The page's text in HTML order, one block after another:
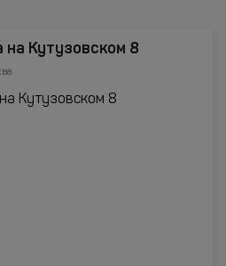
Кутузовском 8